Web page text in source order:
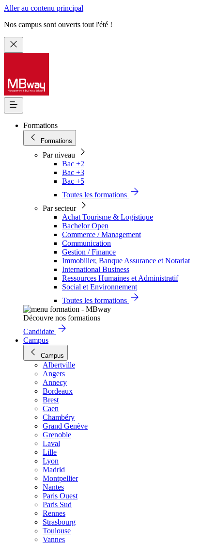
Aller au contenu principal
Nos campus sont ouverts tout l'été !
Formations
Formations
Par niveau
Bac +2
Bac +3
Bac +5
Toutes les formations
Par secteur
Achat Tourisme & Logistique
Bachelor Open
Commerce / Management
Communication
Gestion / Finance
Immobilier, Banque Assurance et Notariat
International Business
Ressources Humaines et Administratif
Social et Environnement
Toutes les formations
Découvre nos formations
Candidate
Campus
Campus
Albertville
Angers
Annecy
Bordeaux
Brest
Caen
Chambéry
Grand Genève
Grenoble
Laval
Lille
Lyon
Madrid
Montpellier
Nantes
Paris Ouest
Paris Sud
Rennes
Strasbourg
Toulouse
Vannes